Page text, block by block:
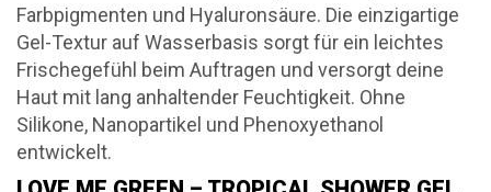
Farbpigmenten und Hyaluronsäure. Die einzigartige
Gel-Textur auf Wasserbasis sorgt für ein leichtes
Frischegefühl beim Auftragen und versorgt deine
Haut mit lang anhaltender Feuchtigkeit. Ohne
Silikone, Nanopartikel und Phenoxyethanol
entwickelt.